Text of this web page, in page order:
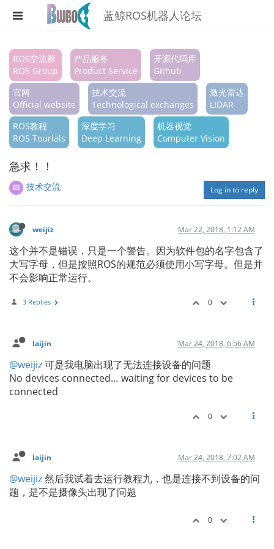
蓝鲸ROS机器人论坛
Register
Login
Search
Categories
ROS交流群
ROS Group
产品服务
Product Service
开源代码库
Github
官网
Official website
技术交流
Technological exchanges
激光雷达
LIDAR
ROS教程
ROS Tourials
深度学习
Deep Learning
机器视觉
Computer Vision
急求！！
技术交流 Log in to reply
weijiz Mar 22, 2018, 1:12 AM
这个并不是错误，只是一个警告。因为软件包的名字包含了
大写字母，但是按照ROS的规范必须使用小写字母。但是并
不会影响正常运行。
3 Replies 0
laijin Mar 24, 2018, 6:56 AM
@weijiz可是我电脑出现了无法连接设备的问题
No devices connected… waiting for devices to be
connected
0
laijin Mar 24, 2018, 7:02 AM
@weijiz然后我试着去运行教程九，也是连接不到设备的问
题，是不是摄像头出现了问题
0